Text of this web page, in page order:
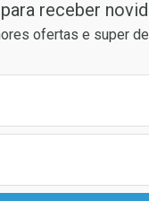
Ativar
receber
ofertas e super